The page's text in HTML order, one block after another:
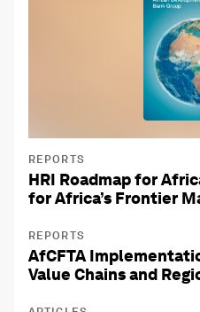
REPORTS
HRI Roadmap for
for Africa’s Frontier
REPORTS
AfCFTA
Value Chains and